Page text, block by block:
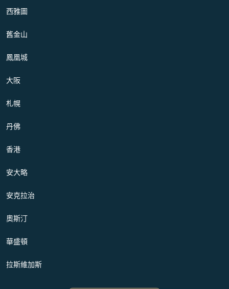
西雅圖
舊金山
鳳凰城
大阪
札幌
丹佛
香港
安大略
安克拉治
奧斯汀
華盛頓
拉斯維加斯